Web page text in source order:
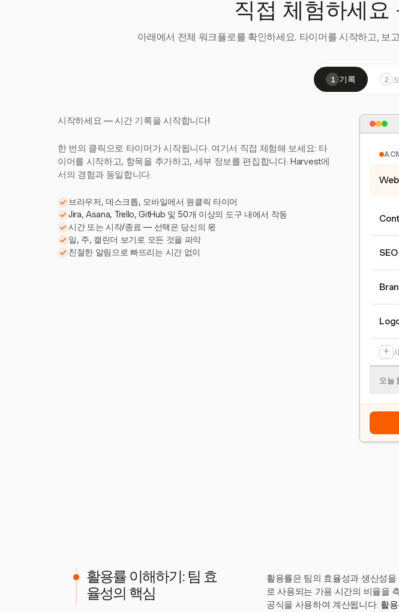
직접 체험하세
아래에서 전체 워크플로를 확인하세요. 타이머를 시작하고,
1 기록 2
시작하세요 — 시간 기록을 시작합니다!
한 번의 클릭으로 타이머가 시작됩니다. 여기서 직접 체험해 보세요: 타
이머를 시작하고, 항목을 추가하고, 세부 정보를 편집합니다. Harvest에
서의 경험과 동일합니다.
브라우저, 데스크톱, 모바일에서 원클릭 타이머
Jira, Asana, Trello, GitHub 및 50개 이상의 도구 내에서 작동
시간 또는 시작/종료 — 선택은 당신의 몫
일, 주, 캘린더 보기로 모든 것을 파악
친절한 알림으로 빠뜨리는 시간 없이
+
오늘
활용률 이해하기: 팀 효
율성의 핵심
활용률은 팀의 효율성과 생산성
로 사용되는 가용 시간의 비율을
공식을 사용하여 계산됩니다: 활